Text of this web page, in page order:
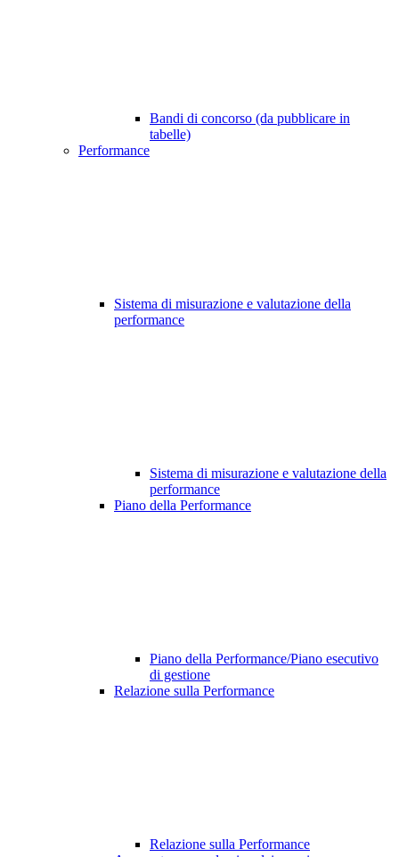
Bandi di concorso (da pubblicare in
tabelle)
Performance
Sistema di misurazione e valutazione della
performance
Sistema di misurazione e valutazione della
performance
Piano della Performance
Piano della Performance/Piano esecutivo
di gestione
Relazione sulla Performance
Relazione sulla Performance